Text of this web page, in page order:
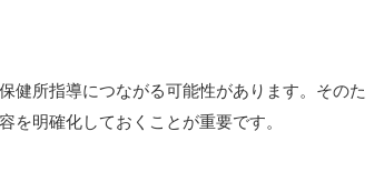
健所指導につながる可能性があります。そのた
を明確化しておくことが重要です。